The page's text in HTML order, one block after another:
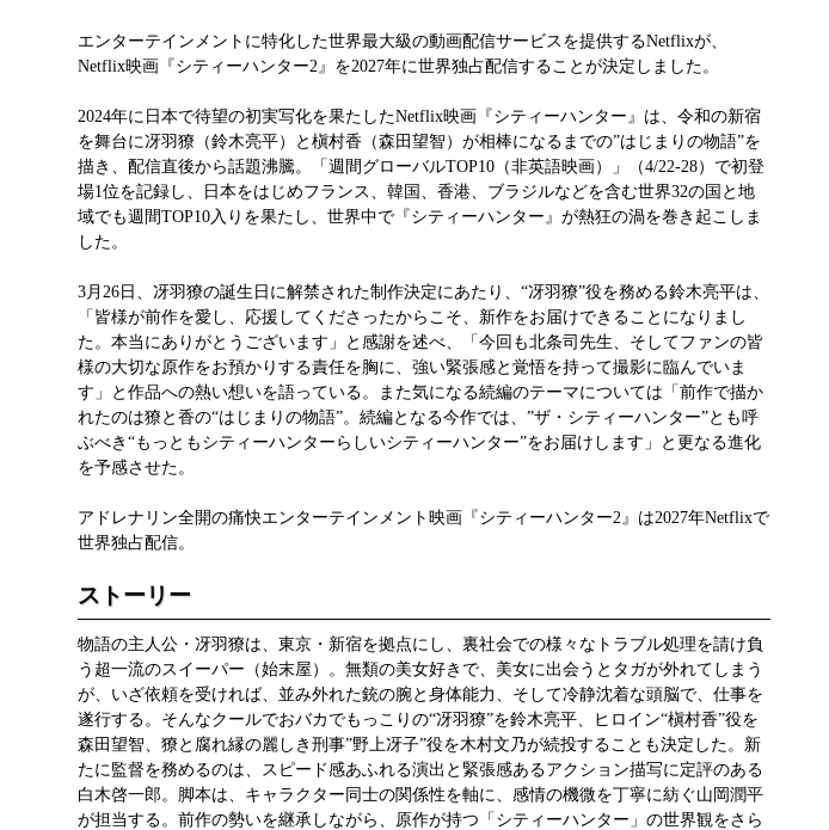
エンターテインメントに特化した世界最大級の動画配信サービスを提供するNetflixが、
Netflix映画『シティーハンター2』を2027年に世界独占配信することが決定しました。
2024年に日本で待望の初実写化を果たしたNetflix映画『シティーハンター』は、令和の新宿
を舞台に冴羽獠（鈴木亮平）と槇村香（森田望智）が相棒になるまでの”はじまりの物語”を
描き、配信直後から話題沸騰。「週間グローバルTOP10（非英語映画）」（4/22-28）で初登
場1位を記録し、日本をはじめフランス、韓国、香港、ブラジルなどを含む世界32の国と地
域でも週間TOP10入りを果たし、世界中で『シティーハンター』が熱狂の渦を巻き起こしま
した。
3月26日、冴羽獠の誕生日に解禁された制作決定にあたり、“冴羽獠”役を務める鈴木亮平は、
「皆様が前作を愛し、応援してくださったからこそ、新作をお届けできることになりまし
た。本当にありがとうございます」と感謝を述べ、「今回も北条司先生、そしてファンの皆
様の大切な原作をお預かりする責任を胸に、強い緊張感と覚悟を持って撮影に臨んでいま
す」と作品への熱い想いを語っている。また気になる続編のテーマについては「前作で描か
れたのは獠と香の“はじまりの物語”。続編となる今作では、”ザ・シティーハンター”とも呼
ぶべき“もっともシティーハンターらしいシティーハンター”をお届けします」と更なる進化
を予感させた。
アドレナリン全開の痛快エンターテインメント映画『シティーハンター2』は2027年Netflixで
世界独占配信。
ストーリー
物語の主人公・冴羽獠は、東京・新宿を拠点にし、裏社会での様々なトラブル処理を請け負
う超一流のスイーパー（始末屋）。無類の美女好きで、美女に出会うとタガが外れてしまう
が、いざ依頼を受ければ、並み外れた銃の腕と身体能力、そして冷静沈着な頭脳で、仕事を
遂行する。そんなクールでおバカでもっこりの“冴羽獠”を鈴木亮平、ヒロイン“槇村香”役を
森田望智、獠と腐れ縁の麗しき刑事”野上冴子”役を木村文乃が続投することも決定した。新
たに監督を務めるのは、スピード感あふれる演出と緊張感あるアクション描写に定評のある
白木啓一郎。脚本は、キャラクター同士の関係性を軸に、感情の機微を丁寧に紡ぐ山岡潤平
が担当する。前作の勢いを継承しながら、原作が持つ「シティーハンター」の世界観をさら